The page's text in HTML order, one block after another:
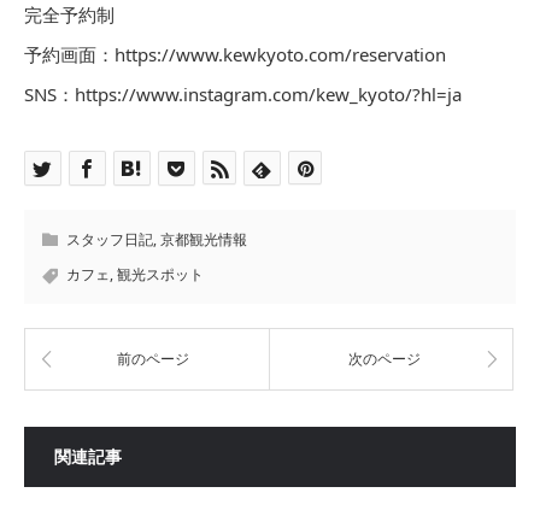
完全予約制
予約画面：https://www.kewkyoto.com/reservation
SNS：https://www.instagram.com/kew_kyoto/?hl=ja
スタッフ日記,京都観光情報
カフェ,観光スポット
前のページ 次のページ
関連記事